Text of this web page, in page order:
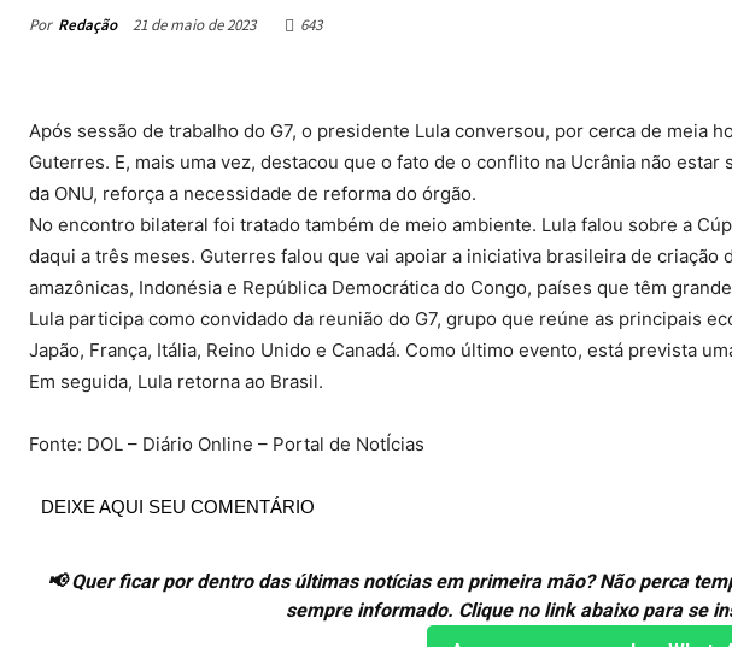
Por Redação 21 de maio de 2023 643
Após sessão de trabalho do G7, o presidente Lula conversou, por cerca de meia
Guterres. E, mais uma vez, destacou que o fato de o conflito na Ucrânia não
da ONU, reforça a necessidade de reforma do órgão.
No encontro bilateral foi tratado também de meio ambiente. Lula falou sobre a
daqui a três meses. Guterres falou que vai apoiar a iniciativa brasileira de
amazônicas, Indonésia e República Democrática do Congo, países que têm
Lula participa como convidado da reunião do G7, grupo que reúne as principais
Japão, França, Itália, Reino Unido e Canadá. Como último evento, está prevista
Em seguida, Lula retorna ao Brasil.
Fonte: DOL – Diário Online – Portal de NotÍcias
DEIXE AQUI SEU COMENTÁRIO
📢 Quer ficar por dentro das últimas notícias em primeira mão? Não perca
sempre informado. Clique no link abaixo para se